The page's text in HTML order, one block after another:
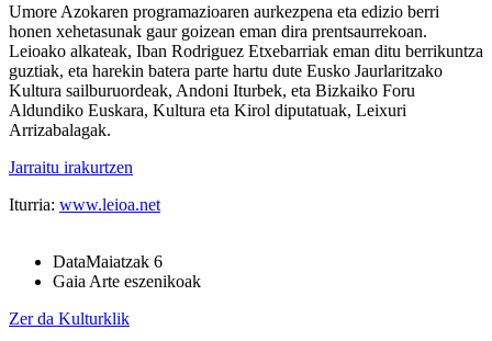
Umore Azokaren programazioaren aurkezpena eta edizio berri
honen xehetasunak gaur goizean eman dira prentsaurrekoan.
Leioako alkateak, Iban Rodriguez Etxebarriak eman ditu berrikuntza
guztiak, eta harekin batera parte hartu dute Eusko Jaurlaritzako
Kultura sailburuordeak, Andoni Iturbek, eta Bizkaiko Foru
Aldundiko Euskara, Kultura eta Kirol diputatuak, Leixuri
Arrizabalagak.
Jarraitu irakurtzen
Iturria: www.leioa.net
DataMaiatzak 6
Gaia Arte eszenikoak
Zer da Kulturklik